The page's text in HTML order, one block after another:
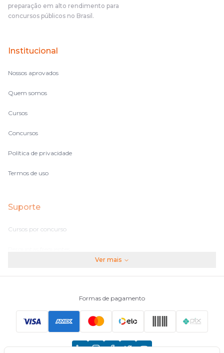
preparação em alto rendimento para
concursos públicos no Brasil.
Institucional
Nossos aprovados
Quem somos
Cursos
Concursos
Política de privacidade
Termos de uso
Suporte
Cursos por concurso
Principais Concursos
CNU
Ver mais
Formas de pagamento